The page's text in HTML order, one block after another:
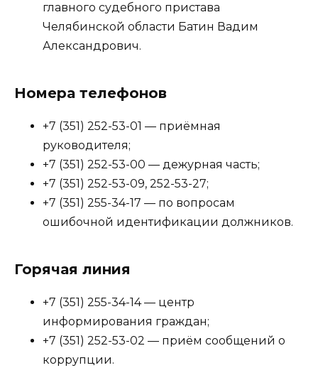
главного судебного пристава
Челябинской области Батин Вадим
Александрович.
Номера телефонов
+7 (351) 252-53-01 — приёмная
руководителя;
+7 (351) 252-53-00 — дежурная часть;
+7 (351) 252-53-09, 252-53-27;
+7 (351) 255-34-17 — по вопросам
ошибочной идентификации должников.
Горячая линия
+7 (351) 255-34-14 — центр
информирования граждан;
+7 (351) 252-53-02 — приём сообщений о
коррупции.